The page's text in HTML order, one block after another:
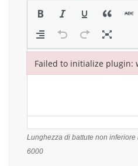
Lunghezza di battute non
6000
Failed to initialize plugin:
Failed to initialize plugin: